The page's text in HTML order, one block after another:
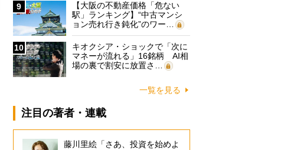
9
【大阪の不動産価格「危ない
駅」ランキング】“中古マンシ
ョン売れ行き鈍化”のワー…
10
キオクシア・ショックで「次に
マネーが流れる」16銘柄 AI相
場の裏で割安に放置さ…
一覧を見る
注目の著者・連載
藤川里絵「さあ、投資を始めよ